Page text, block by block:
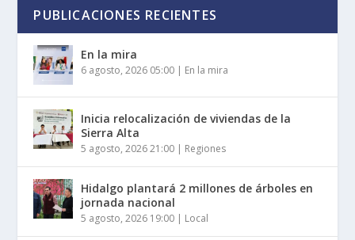
PUBLICACIONES RECIENTES
En la mira
6 agosto, 2026 05:00 | En la mira
Inicia relocalización de viviendas de la
Sierra Alta
5 agosto, 2026 21:00 | Regiones
Hidalgo plantará 2 millones de árboles en
jornada nacional
5 agosto, 2026 19:00 | Local